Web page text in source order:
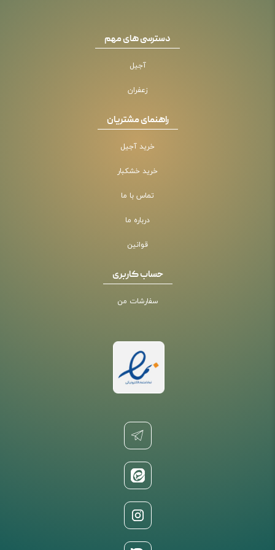
دسترسی های مهم
آجیل
زعفران
راهنمای مشتریان
خرید آجیل
خرید خشکبار
تماس با ما
درباره ما
قوانین
حساب کاربری
سفارشات من